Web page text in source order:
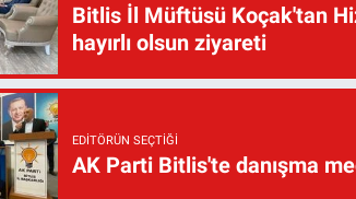
Bitlis İl Müftüsü Koçak'tan
hayırlı olsun ziyareti
EDITÖRÜN SEÇTIĞI
AK Parti Bitlis'te danışma